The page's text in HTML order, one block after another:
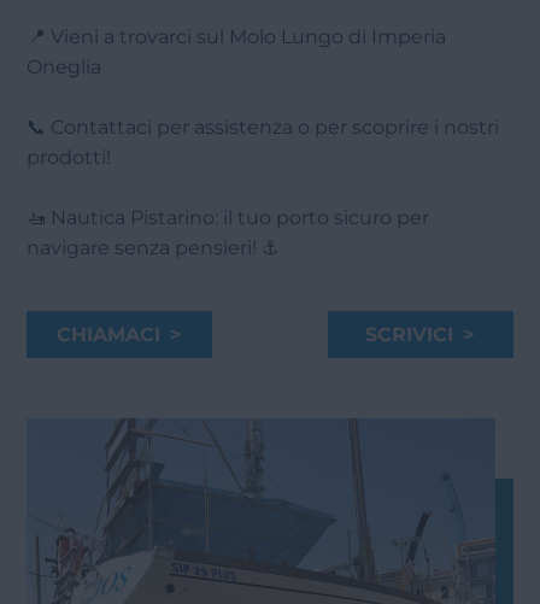
📍 Vieni a trovarci sul Molo Lungo di Imperia
Oneglia
📞 Contattaci per assistenza o per scoprire i nostri
prodotti!
🚤 Nautica Pistarino: il tuo porto sicuro per
navigare senza pensieri! ⚓
CHIAMACI > SCRIVICI >